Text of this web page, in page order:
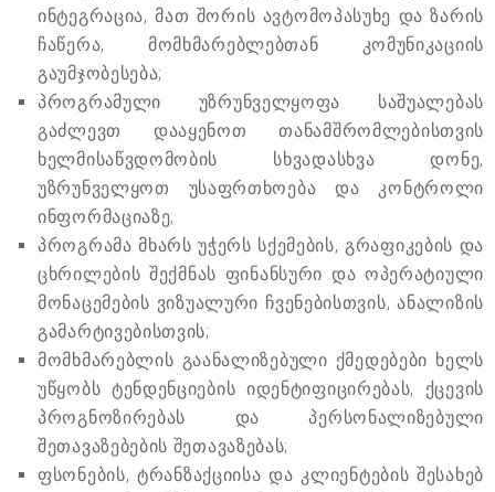
ინტეგრაცია, მათ შორის ავტომოპასუხე და ზარის
ჩაწერა, მომხმარებლებთან კომუნიკაციის
გაუმჯობესება;
პროგრამული უზრუნველყოფა საშუალებას
გაძლევთ დააყენოთ თანამშრომლებისთვის
ხელმისაწვდომობის სხვადასხვა დონე,
უზრუნველყოთ უსაფრთხოება და კონტროლი
ინფორმაციაზე;
პროგრამა მხარს უჭერს სქემების, გრაფიკების და
ცხრილების შექმნას ფინანსური და ოპერატიული
მონაცემების ვიზუალური ჩვენებისთვის, ანალიზის
გამარტივებისთვის;
მომხმარებლის გაანალიზებული ქმედებები ხელს
უწყობს ტენდენციების იდენტიფიცირებას, ქცევის
პროგნოზირებას და პერსონალიზებული
შეთავაზებების შეთავაზებას;
ფსონების, ტრანზაქციისა და კლიენტების შესახებ